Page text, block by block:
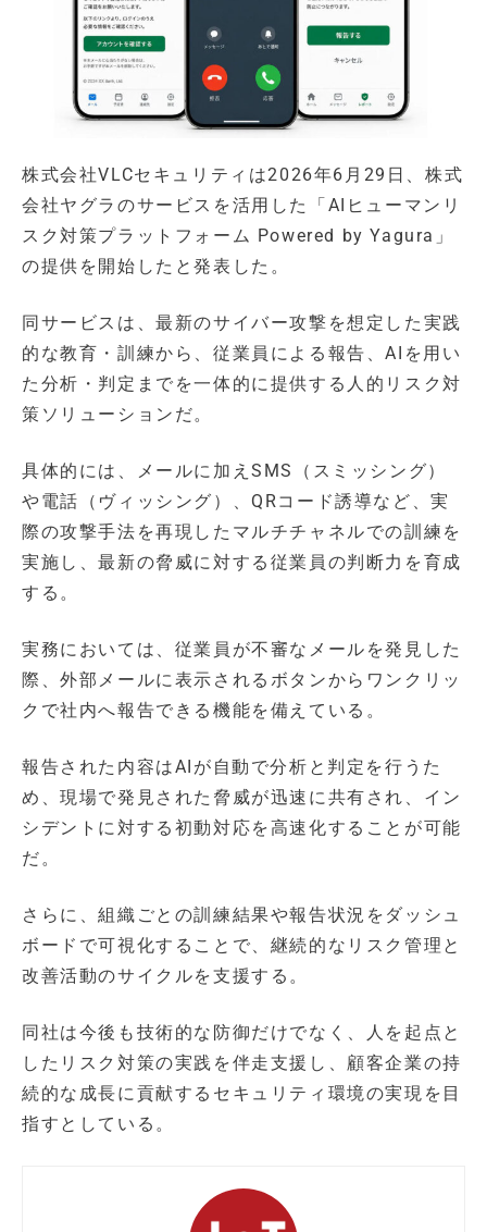
株式会社VLCセキュリティは2026年6月29日、株式
会社ヤグラのサービスを活用した「AIヒューマンリ
スク対策プラットフォーム Powered by Yagura」
の提供を開始したと発表した。
同サービスは、最新のサイバー攻撃を想定した実践
的な教育・訓練から、従業員による報告、AIを用い
た分析・判定までを一体的に提供する人的リスク対
策ソリューションだ。
具体的には、メールに加えSMS（スミッシング）
や電話（ヴィッシング）、QRコード誘導など、実
際の攻撃手法を再現したマルチチャネルでの訓練を
実施し、最新の脅威に対する従業員の判断力を育成
する。
実務においては、従業員が不審なメールを発見した
際、外部メールに表示されるボタンからワンクリッ
クで社内へ報告できる機能を備えている。
報告された内容はAIが自動で分析と判定を行うた
め、現場で発見された脅威が迅速に共有され、イン
シデントに対する初動対応を高速化することが可能
だ。
さらに、組織ごとの訓練結果や報告状況をダッシュ
ボードで可視化することで、継続的なリスク管理と
改善活動のサイクルを支援する。
同社は今後も技術的な防御だけでなく、人を起点と
したリスク対策の実践を伴走支援し、顧客企業の持
続的な成長に貢献するセキュリティ環境の実現を目
指すとしている。